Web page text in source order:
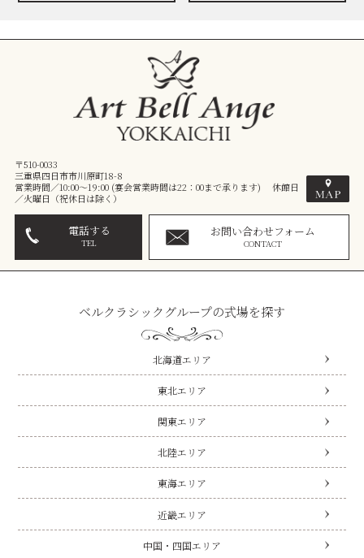
〒510-0033
三重県四日市市川原町18-8
営業時間／10:00～19:00 (宴会営業時間は22：00まで承ります) 休館日
／火曜日（祝休日は除く）
電話する
TEL
お問い合わせフォーム
CONTACT
ベルクラシックグループの式場を探す
北海道エリア
東北エリア
関東エリア
北陸エリア
東海エリア
近畿エリア
中国・四国エリア